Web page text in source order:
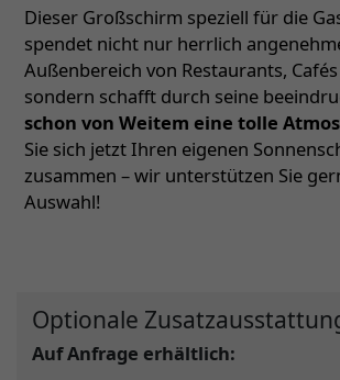
Dieser Großschirm speziell für die
spendet nicht nur herrlich
Außenbereich von Restaurants,
sondern schafft durch seine
schon von Weitem eine tolle
Sie sich jetzt Ihren eigenen
zusammen – wir unterstützen Sie
Auswahl!
Optionale
Auf Anfrage erhältlich: